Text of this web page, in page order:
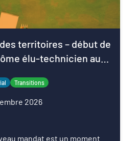
territoires – début de
élu-technicien au
Transitions
2026
mandat est un moment